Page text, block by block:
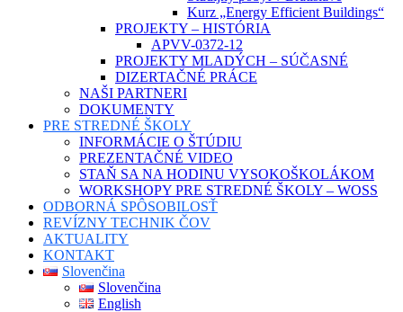
Kurz „Energy Efficient Buildings“
PROJEKTY – HISTÓRIA
APVV-0372-12
PROJEKTY MLADÝCH – SÚČASNÉ
DIZERTAČNÉ PRÁCE
NAŠI PARTNERI
DOKUMENTY
PRE STREDNÉ ŠKOLY
INFORMÁCIE O ŠTÚDIU
PREZENTAČNÉ VIDEO
STAŇ SA NA HODINU VYSOKOŠKOLÁKOM
WORKSHOPY PRE STREDNÉ ŠKOLY – WOSS
ODBORNÁ SPÔSOBILOSŤ
REVÍZNY TECHNIK ČOV
AKTUALITY
KONTAKT
Slovenčina
Slovenčina
English